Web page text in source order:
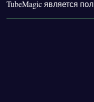
TubeMagic является